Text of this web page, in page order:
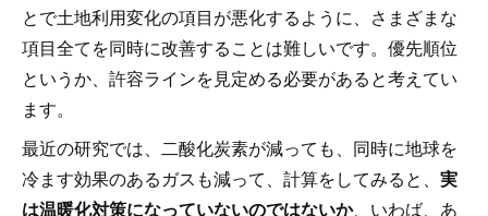
とで土地利用変化の項目が悪化するように、さまざまな
項目全てを同時に改善することは難しいです。優先順位
というか、許容ラインを見定める必要があると考えてい
ます。
最近の研究では、二酸化炭素が減っても、同時に地球を
冷ます効果のあるガスも減って、計算をしてみると、 実
は温暖化対策になっていないのではないか、いわば、あ